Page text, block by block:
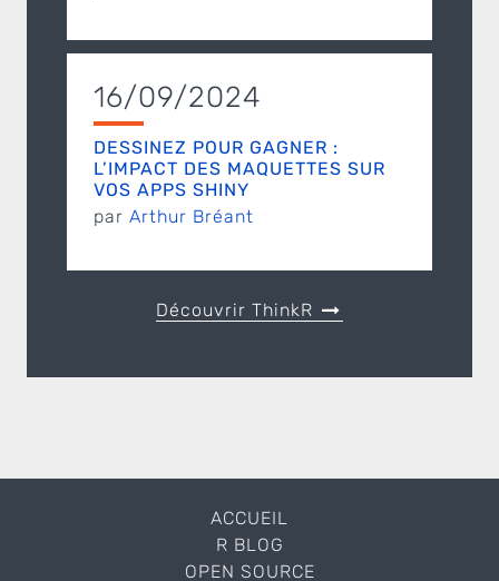
16/09/2024
DESSINEZ POUR GAGNER :
L’IMPACT DES MAQUETTES SUR
VOS APPS SHINY
par Arthur Bréant
Découvrir ThinkR
ACCUEIL
R BLOG
OPEN SOURCE